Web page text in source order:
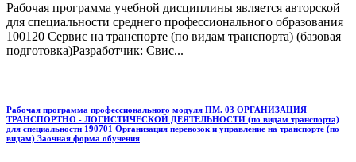
Рабочая программа учебной дисциплины является авторской
для специальности среднего профессионального образования
100120 Сервис на транспорте (по видам транспорта) (базовая
подготовка)Разработчик: Свис...
Рабочая программа профессионального модуля ПМ. 03 ОРГАНИЗАЦИЯ
ТРАНСПОРТНО - ЛОГИСТИЧЕСКОЙ ДЕЯТЕЛЬНОСТИ (по видам транспорта)
для специальности 190701 Организация перевозок и управление на транспорте (по
видам) Заочная форма обучения